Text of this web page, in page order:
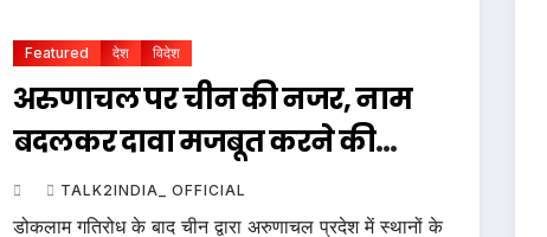
Featured देश विदेश
अरुणाचल पर चीन की नजर, नाम
बदलकर दावा मजबूत करने की
कोशिशTALK2INDIA_ OFFICIAL
डोकलाम गतिरोध के बाद चीन द्वारा अरुणाचल प्रदेश में स्थानों के